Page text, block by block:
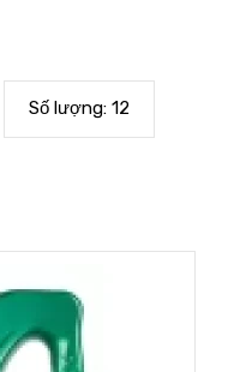
Số lượng: 12